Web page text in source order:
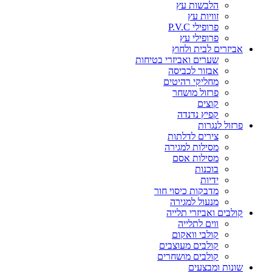
הלבשות עץ
זוויות עץ
פרופילי P.V.C
פרופילי עץ
אביזרים לבית ולחוץ
שערים ואביזרי בטיחות
אבזור לכביסה
מחליקי רהיטים
פרזול מושחר
קוצים
קפיץ נדנדה
פרזול לנגרות
צירים לדלתות
מסילות למגירה
מסילות אסם
בוכנות
ידיות
מדבקות כיסוי חור
מנעול למגירה
קולבים ואביזרי תלייה
ווים לתלייה
קולבי וואקום
קולבים מעוצבים
קולבים מושחרים
שונות ומבצעים